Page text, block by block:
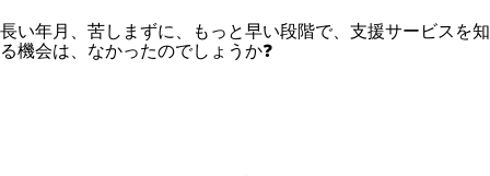
長い年月、苦しまずに、もっと早い段階で、支援サービスを知
る機会は、なかったのでしょうか❓